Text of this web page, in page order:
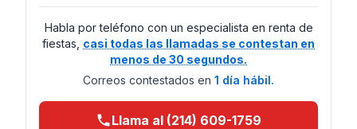
Habla por teléfono con un especialista en renta de
fiestas, casi todas las llamadas se contestan en
menos de 30 segundos.
Correos contestados en 1 día hábil.
Llama al (214) 609-1759